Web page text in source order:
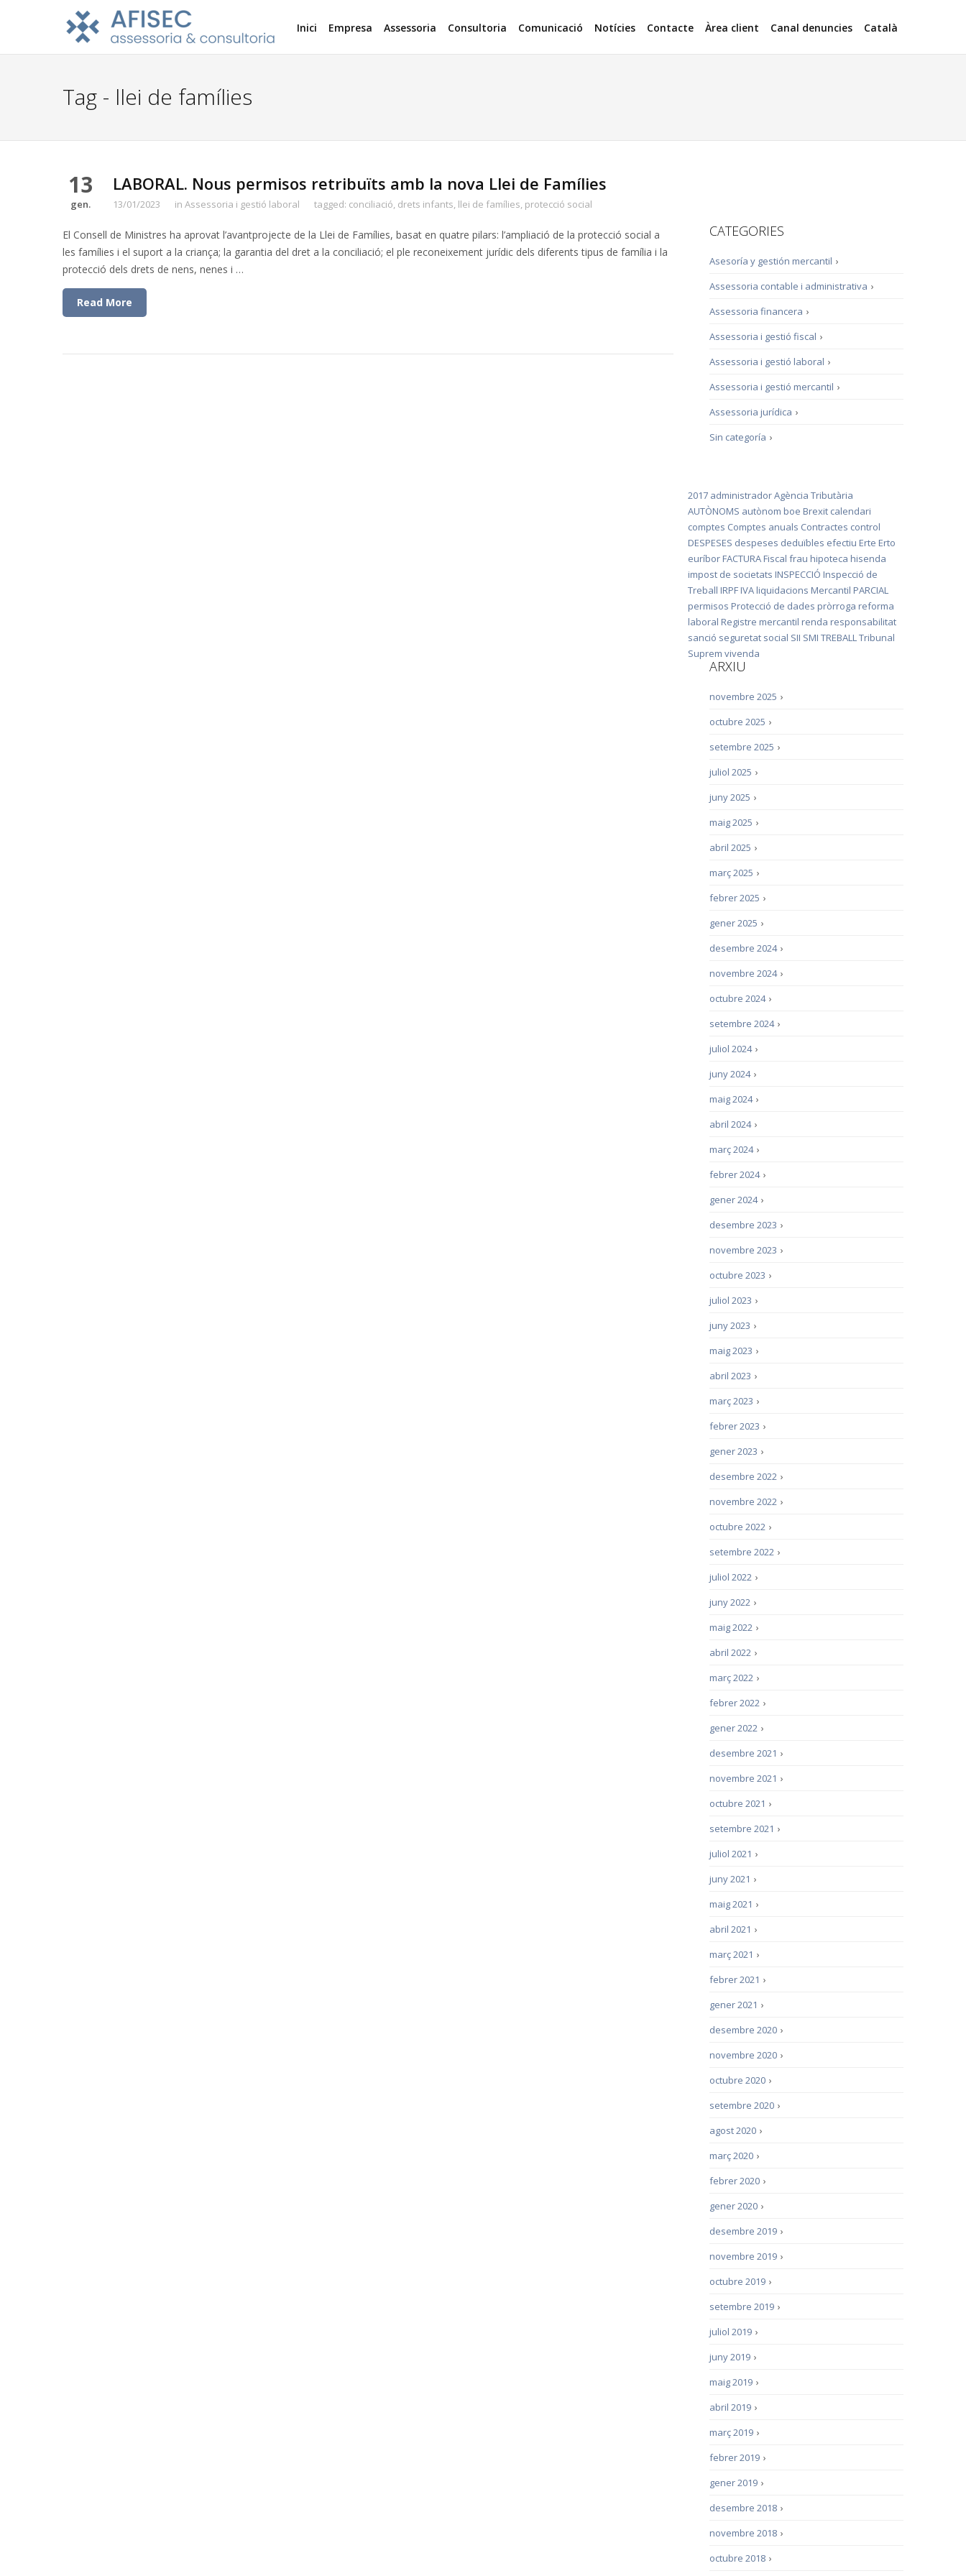
Inici Empresa Assessoria Consultoria Comunicació Notícies Contacte Àrea client Canal denuncies Català
Tag - llei de famílies
13
gen.
LABORAL. Nous permisos retribuïts amb la nova Llei de Famílies
13/01/2023 in Assessoria i gestió laboral tagged: conciliació, drets infants, llei de famílies, protecció social
El Consell de Ministres ha aprovat l’avantprojecte de la Llei de Famílies, basat en quatre pilars: l’ampliació de la protecció social a
les famílies i el suport a la criança; la garantia del dret a la conciliació; el ple reconeixement jurídic dels diferents tipus de família i la
protecció dels drets de nens, nenes i …
Read More
CATEGORIES
›
Asesoría y gestión mercantil
›
Assessoria contable i administrativa
›
Assessoria financera
›
Assessoria i gestió fiscal
›
Assessoria i gestió laboral
›
Assessoria i gestió mercantil
›
Assessoria jurídica
›
Sin categoría
2017 administradorAgència Tributària
AUTÒNOMS autònom boe Brexit calendari
comptes Comptes anuals Contractes control
DESPESES despeses deduïbles efectiu Erte Erto
euríbor FACTURA Fiscal frau hipoteca hisenda
impost de societats INSPECCIÓ Inspecció de
Treball IRPF IVA liquidacions Mercantil PARCIAL
permisos Protecció de dades pròrroga reforma
laboral Registre mercantil renda responsabilitat
sanció seguretat social SII SMI TREBALLTribunal
Suprem vivenda
ARXIU
›
novembre 2025
›
octubre 2025
›
setembre 2025
›
juliol 2025
›
juny 2025
›
maig 2025
›
abril 2025
›
març 2025
›
febrer 2025
›
gener 2025
›
desembre 2024
›
novembre 2024
›
octubre 2024
›
setembre 2024
›
juliol 2024
›
juny 2024
›
maig 2024
›
abril 2024
›
març 2024
›
febrer 2024
›
gener 2024
›
desembre 2023
›
novembre 2023
›
octubre 2023
›
juliol 2023
›
juny 2023
›
maig 2023
›
abril 2023
›
març 2023
›
febrer 2023
›
gener 2023
›
desembre 2022
›
novembre 2022
›
octubre 2022
›
setembre 2022
›
juliol 2022
›
juny 2022
›
maig 2022
›
abril 2022
›
març 2022
›
febrer 2022
›
gener 2022
›
desembre 2021
›
novembre 2021
›
octubre 2021
›
setembre 2021
›
juliol 2021
›
juny 2021
›
maig 2021
›
abril 2021
›
març 2021
›
febrer 2021
›
gener 2021
›
desembre 2020
›
novembre 2020
›
octubre 2020
›
setembre 2020
›
agost 2020
›
març 2020
›
febrer 2020
›
gener 2020
›
desembre 2019
›
novembre 2019
›
octubre 2019
›
setembre 2019
›
juliol 2019
›
juny 2019
›
maig 2019
›
abril 2019
›
març 2019
›
febrer 2019
›
gener 2019
›
desembre 2018
›
novembre 2018
›
octubre 2018